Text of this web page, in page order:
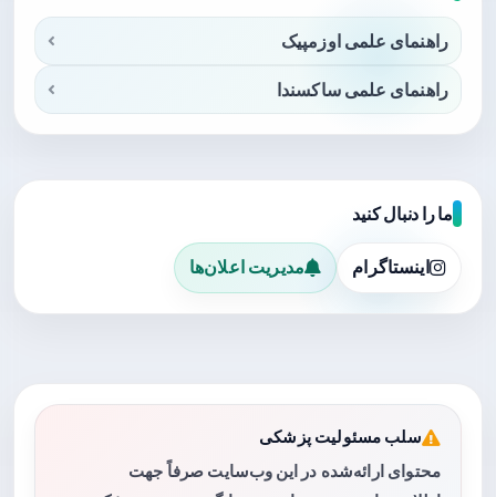
راهنمای علمی اوزمپیک
راهنمای علمی ساکسندا
ما را دنبال کنید
اینستاگرام مدیریت اعلان‌ها
سلب مسئولیت پزشکی
محتوای ارائه‌شده در این وب‌سایت صرفاً جهت